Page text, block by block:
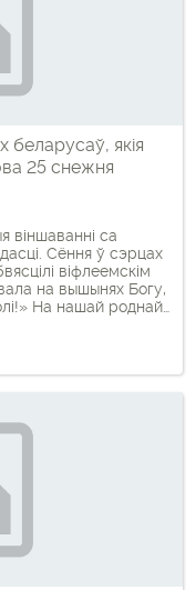
беларусаў, якія
25 снежня
віншаванні са
Сёння ў сэрцах
віфлеемскім
на вышынях Богу,
На нашай роднай
[…]